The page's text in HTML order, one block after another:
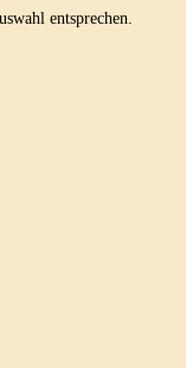
entsprechen.